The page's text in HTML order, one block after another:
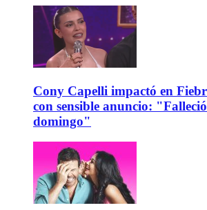
Cony Capelli impactó en
con sensible anuncio:
domingo"